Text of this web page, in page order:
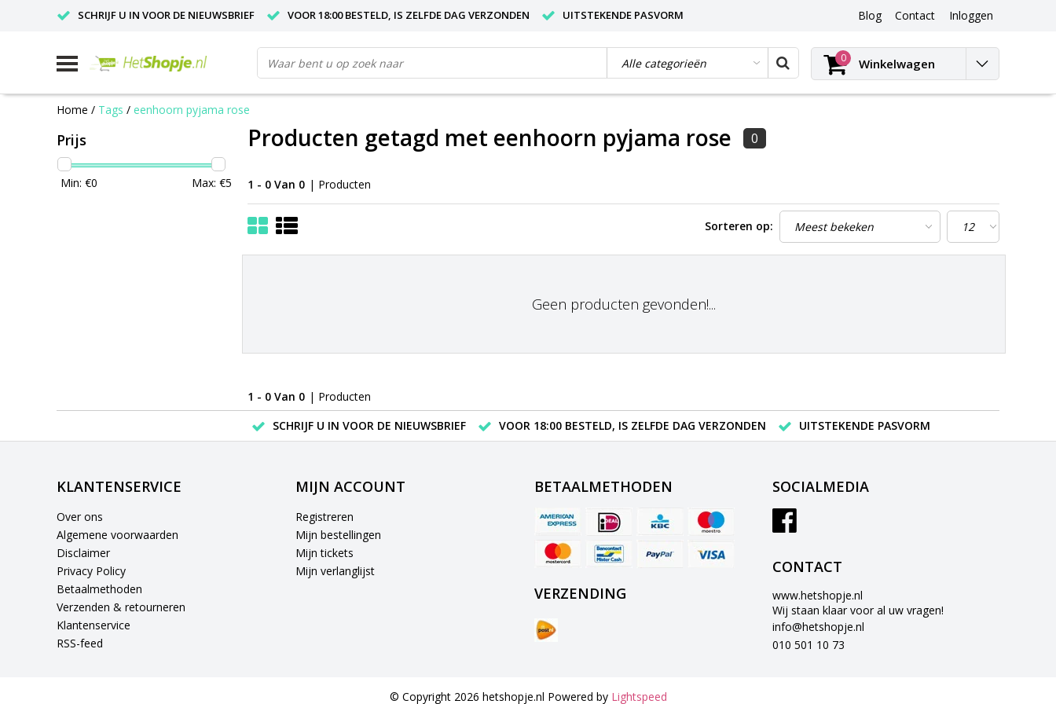
SCHRIJF U IN VOOR DE NIEUWSBRIEF VOOR 18:00 BESTELD, IS ZELFDE DAG VERZONDEN UITSTEKENDE PASVORM Blog
Blog
Contact Inloggen
0 Winkelwagen
Home / Tags / eenhoorn pyjama rose
Prijs
Min: €0 Max: €5
Producten getagd met eenhoorn pyjama rose 0
1 - 0 Van 0 | Producten
Sorteren op:
Geen producten gevonden!...
1 - 0 Van 0 | Producten
SCHRIJF U IN VOOR DE NIEUWSBRIEF
VOOR 18:00 BESTELD, IS ZELFDE DAG VERZONDEN UITSTEKENDE PASVORM
KLANTENSERVICE
Over ons
Algemene voorwaarden
Disclaimer
Privacy Policy
Betaalmethoden
Verzenden & retourneren
Klantenservice
RSS-feed
MIJN ACCOUNT
Registreren
Mijn bestellingen
Mijn tickets
Mijn verlanglijst
BETAALMETHODEN
VERZENDING
SOCIALMEDIA
CONTACT
www.hetshopje.nl
Wij staan klaar voor al uw vragen!
info@hetshopje.nl
010 501 10 73
© Copyright 2026 hetshopje.nl Powered by Lightspeed